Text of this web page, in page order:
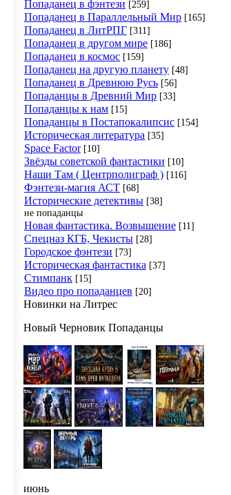
Попаданец в фэнтези [259]
Попаданец в Параллельный Мир [165]
Попаданец в ЛитРПГ [311]
Попаданец в другом мире [186]
Попаданец в космос [159]
Попаданец на другую планету [48]
Попаданец в Древнюю Русь [56]
Попаданцы в Древний Мир [33]
Попаданцы к нам [15]
Попаданцы в Постапокалипсис [154]
Историческая литература [35]
Space Factor [10]
Звёзды советской фантастики [10]
Наши Там ( Центрполиграф ) [116]
Фэнтези-магия АСТ [68]
Исторические детективы [38]
не попаданцы
Новая фантастика. Возвышение [11]
Спецназ КГБ, Чекисты [28]
Городское фэнтези [73]
Историческая фантастика [37]
Стимпанк [15]
Видео про попаданцев [20]
Новинки на Литрес
Новый Черновик Попаданцы
июнь